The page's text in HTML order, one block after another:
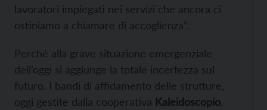
lavoratori impiegati nei servizi che ancora ci
ostiniamo a chiamare di accoglienza”.
Perché alla grave situazione emergenziale
dell’oggi si aggiunge la totale incertezza sul
futuro. I bandi di affidamento delle strutture,
oggi gestite dalla cooperativa Kaleidoscopio